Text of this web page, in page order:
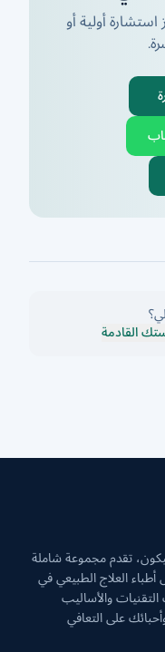
أولية أو
القادمة
تقدم مجموعة شاملة
العلاج الطبيعي في
والأساليب
على التعافي